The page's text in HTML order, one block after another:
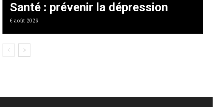
Santé : prévenir la dépression
6 août 2026